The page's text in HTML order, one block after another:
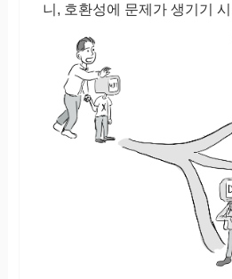
니, 호환성에 문제가 생기기